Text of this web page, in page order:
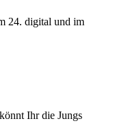
24. digital und im
Ihr die Jungs